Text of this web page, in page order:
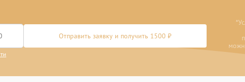
Отправить заявку и получить 1500 ₽